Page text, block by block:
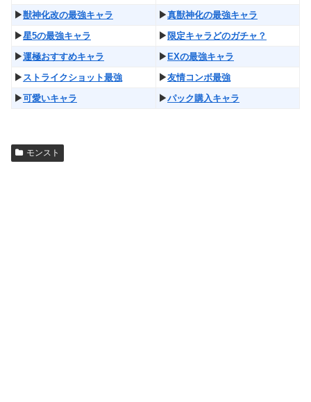
▶︎獣神化改の最強キャラ ▶︎真獣神化の最強キャラ
▶︎星5の最強キャラ ▶︎ 限定キャラどのガチャ？
▶︎運極おすすめキャラ ▶︎ EXの最強キャラ
▶︎ ストライクショット最強 ▶︎友情コンボ最強
▶︎可愛いキャラ ▶︎パック購入キャラ
モンスト